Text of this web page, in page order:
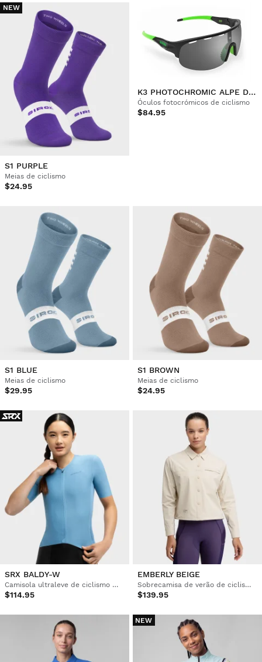
NEW
S1 PURPLE
Meias de ciclismo
$24.95
K3 PHOTOCHROMIC ALPE D'HUEZ
Óculos fotocrómicos de ciclismo
$84.95
S1 BLUE
Meias de ciclismo
$29.95
S1 BROWN
Meias de ciclismo
$24.95
SRX BALDY-W
Camisola ultraleve de ciclismo mulher
$114.95
EMBERLY BEIGE
Sobrecamisa de verão de ciclismo gravel para mulher
$139.95
NEW